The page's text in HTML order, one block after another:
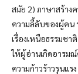
สมัย 2) ภาษาสร้าง
ความลี้ลับของผู้คน
เรื่องเหนือธรรมชา
ให้ผู้อ่านเกิดอารม
ความก้าวร้าวรุนแร